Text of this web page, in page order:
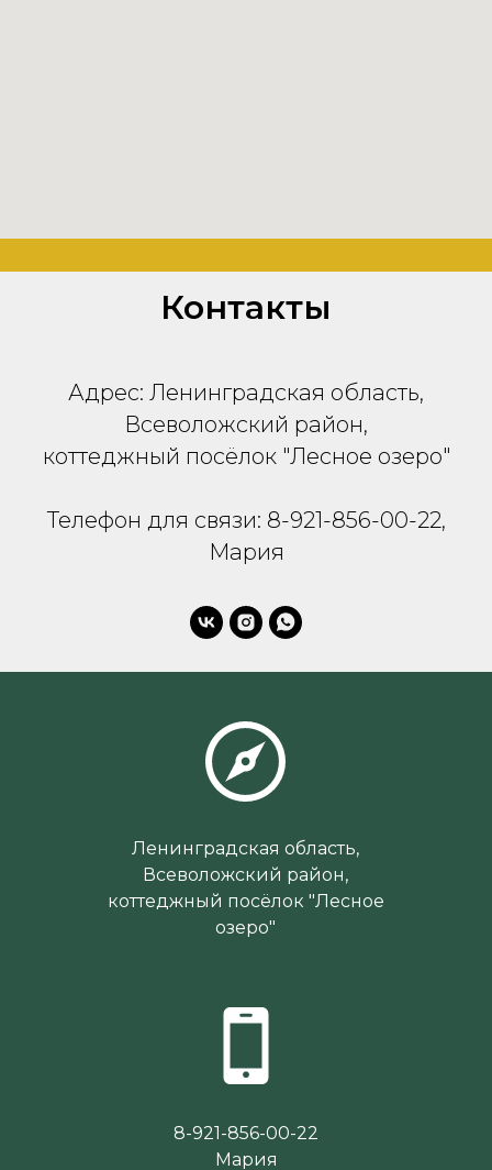
Контакты
Адрес: Ленинградская область,
Всеволожский район,
коттеджный посёлок "Лесное озеро"
Телефон для связи: 8-921-856-00-22,
Мария
Ленинградская область,
Всеволожский район,
коттеджный посёлок "Лесное
озеро"
8-921-856-00-22
Мария